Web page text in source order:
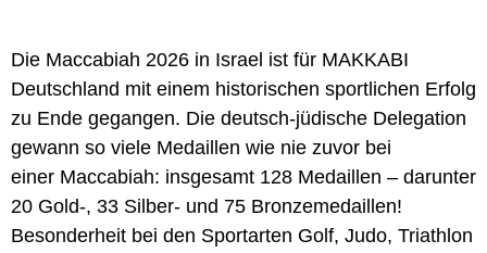
Die Maccabiah 2026 in Israel ist für MAKKABI
Deutschland mit einem historischen sportlichen Erfolg
zu Ende gegangen. Die deutsch-jüdische Delegation
gewann so viele Medaillen wie nie zuvor bei
einer Maccabiah: insgesamt 128 Medaillen – darunter
20 Gold-, 33 Silber- und 75 Bronzemedaillen!
Besonderheit bei den Sportarten Golf, Judo, Triathlon